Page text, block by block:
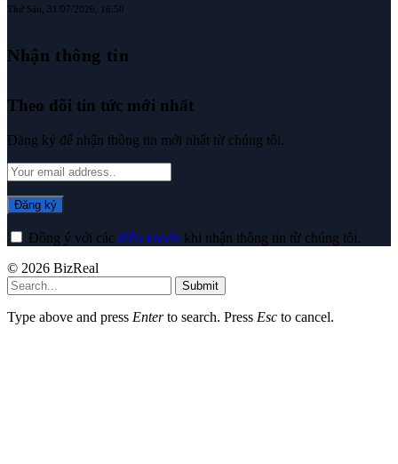
Thứ Sáu, 31/07/2026, 16:50
Nhận thông tin
Theo dõi tin tức mới nhất
Đăng ký để nhận thông tin mới nhất từ chúng tôi.
Đồng ý với các điều khoản khi nhận thông tin từ chúng tôi.
© 2026 BizReal
Submit
Type above and press Enterto search. Press Esc to cancel.